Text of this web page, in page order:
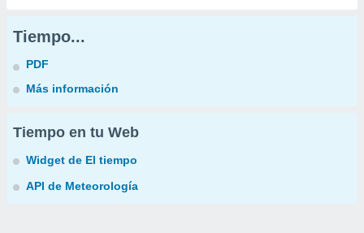
Tiempo...
PDF
Más información
Tiempo en tu Web
Widget de El tiempo
API de Meteorología